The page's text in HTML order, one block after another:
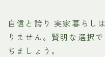
自信と誇り 実家暮らし
りません。賢明な選択
ちましょう。